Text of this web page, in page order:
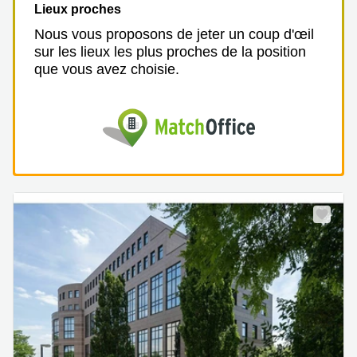
Lieux proches
Nous vous proposons de jeter un coup d'œil
sur les lieux les plus proches de la position
que vous avez choisie.